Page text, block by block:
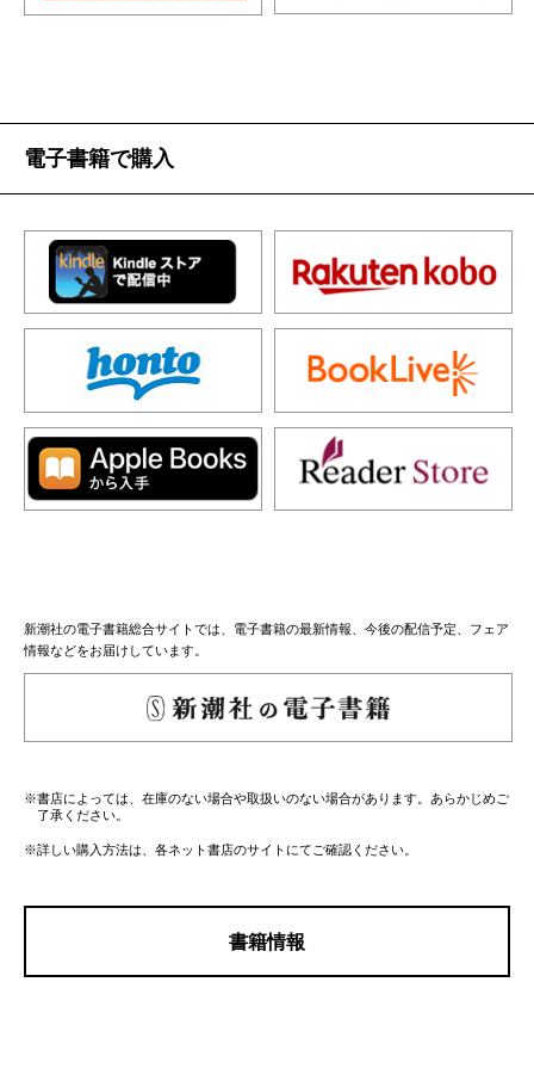
電子書籍で購入
新潮社の電子書籍総合サイトでは、電子書籍の最新情報、今後の配信予定、フェア
情報などをお届けしています。
※書店によっては、在庫のない場合や取扱いのない場合があります。あらかじめご
了承ください。
※詳しい購入方法は、各ネット書店のサイトにてご確認ください。
書籍情報